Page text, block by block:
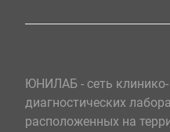
ЮНИЛАБ - сеть клинико-
диагностических
расположенных на